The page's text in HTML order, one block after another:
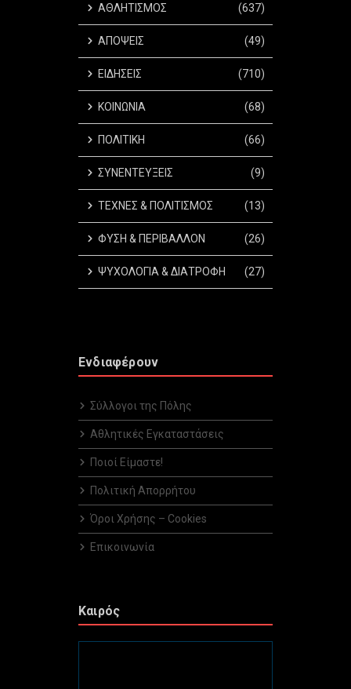
ΑΘΛΗΤΙΣΜΟΣ (637)
ΑΠΟΨΕΙΣ (49)
ΕΙΔΗΣΕΙΣ (710)
ΚΟΙΝΩΝΙΑ (68)
ΠΟΛΙΤΙΚΗ (66)
ΣΥΝΕΝΤΕΥΞΕΙΣ (9)
ΤΕΧΝΕΣ & ΠΟΛΙΤΙΣΜΟΣ (13)
ΦΥΣΗ & ΠΕΡΙΒΑΛΛΟΝ (26)
ΨΥΧΟΛΟΓΙΑ & ΔΙΑΤΡΟΦΗ (27)
Ενδιαφέρουν
Σύλλογοι της Πόλης
Αθλητικές Εγκαταστάσεις
Ποιοί Είμαστε!
Πολιτική Απορρήτου
Όροι Χρήσης – Cookies
Επικοινωνία
Καιρός